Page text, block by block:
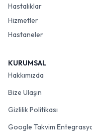
Hastalıklar
Hizmetler
Hastaneler
KURUMSAL
Hakkımızda
Bize Ulaşın
Gizlilik Politikası
Google Takvim